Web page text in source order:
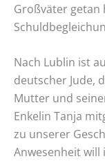
Großväter getan
Nach Lublin ist
deutscher Jude,
Mutter und
Enkelin Tanja
zu unserer
Anwesenheit